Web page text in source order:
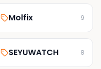
Molfix 9
SEYUWATCH 8